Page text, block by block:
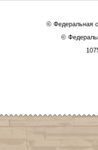
© Федеральная
©